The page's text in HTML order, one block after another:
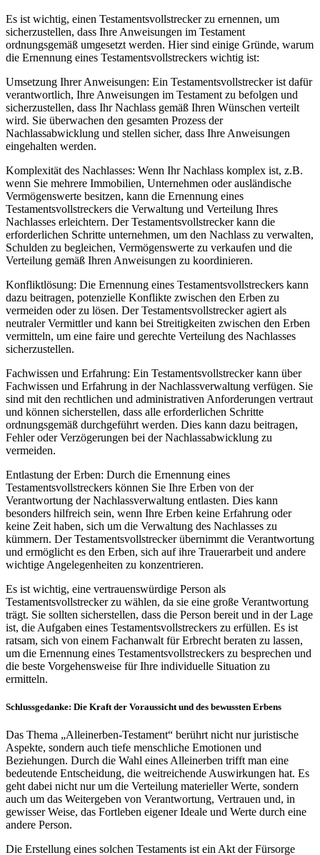
Es ist wichtig, einen Testamentsvollstrecker zu ernennen, um
sicherzustellen, dass Ihre Anweisungen im Testament
ordnungsgemäß umgesetzt werden. Hier sind einige Gründe, warum
die Ernennung eines Testamentsvollstreckers wichtig ist:
Umsetzung Ihrer Anweisungen: Ein Testamentsvollstrecker ist dafür
verantwortlich, Ihre Anweisungen im Testament zu befolgen und
sicherzustellen, dass Ihr Nachlass gemäß Ihren Wünschen verteilt
wird. Sie überwachen den gesamten Prozess der
Nachlassabwicklung und stellen sicher, dass Ihre Anweisungen
eingehalten werden.
Komplexität des Nachlasses: Wenn Ihr Nachlass komplex ist, z.B.
wenn Sie mehrere Immobilien, Unternehmen oder ausländische
Vermögenswerte besitzen, kann die Ernennung eines
Testamentsvollstreckers die Verwaltung und Verteilung Ihres
Nachlasses erleichtern. Der Testamentsvollstrecker kann die
erforderlichen Schritte unternehmen, um den Nachlass zu verwalten,
Schulden zu begleichen, Vermögenswerte zu verkaufen und die
Verteilung gemäß Ihren Anweisungen zu koordinieren.
Konfliktlösung: Die Ernennung eines Testamentsvollstreckers kann
dazu beitragen, potenzielle Konflikte zwischen den Erben zu
vermeiden oder zu lösen. Der Testamentsvollstrecker agiert als
neutraler Vermittler und kann bei Streitigkeiten zwischen den Erben
vermitteln, um eine faire und gerechte Verteilung des Nachlasses
sicherzustellen.
Fachwissen und Erfahrung: Ein Testamentsvollstrecker kann über
Fachwissen und Erfahrung in der Nachlassverwaltung verfügen. Sie
sind mit den rechtlichen und administrativen Anforderungen vertraut
und können sicherstellen, dass alle erforderlichen Schritte
ordnungsgemäß durchgeführt werden. Dies kann dazu beitragen,
Fehler oder Verzögerungen bei der Nachlassabwicklung zu
vermeiden.
Entlastung der Erben: Durch die Ernennung eines
Testamentsvollstreckers können Sie Ihre Erben von der
Verantwortung der Nachlassverwaltung entlasten. Dies kann
besonders hilfreich sein, wenn Ihre Erben keine Erfahrung oder
keine Zeit haben, sich um die Verwaltung des Nachlasses zu
kümmern. Der Testamentsvollstrecker übernimmt die Verantwortung
und ermöglicht es den Erben, sich auf ihre Trauerarbeit und andere
wichtige Angelegenheiten zu konzentrieren.
Es ist wichtig, eine vertrauenswürdige Person als
Testamentsvollstrecker zu wählen, da sie eine große Verantwortung
trägt. Sie sollten sicherstellen, dass die Person bereit und in der Lage
ist, die Aufgaben eines Testamentsvollstreckers zu erfüllen. Es ist
ratsam, sich von einem Fachanwalt für Erbrecht beraten zu lassen,
um die Ernennung eines Testamentsvollstreckers zu besprechen und
die beste Vorgehensweise für Ihre individuelle Situation zu
ermitteln.
Schlussgedanke: Die Kraft der Voraussicht und des bewussten Erbens
Das Thema „Alleinerben-Testament“ berührt nicht nur juristische
Aspekte, sondern auch tiefe menschliche Emotionen und
Beziehungen. Durch die Wahl eines Alleinerben trifft man eine
bedeutende Entscheidung, die weitreichende Auswirkungen hat. Es
geht dabei nicht nur um die Verteilung materieller Werte, sondern
auch um das Weitergeben von Verantwortung, Vertrauen und, in
gewisser Weise, das Fortleben eigener Ideale und Werte durch eine
andere Person.
Die Erstellung eines solchen Testaments ist ein Akt der Fürsorge